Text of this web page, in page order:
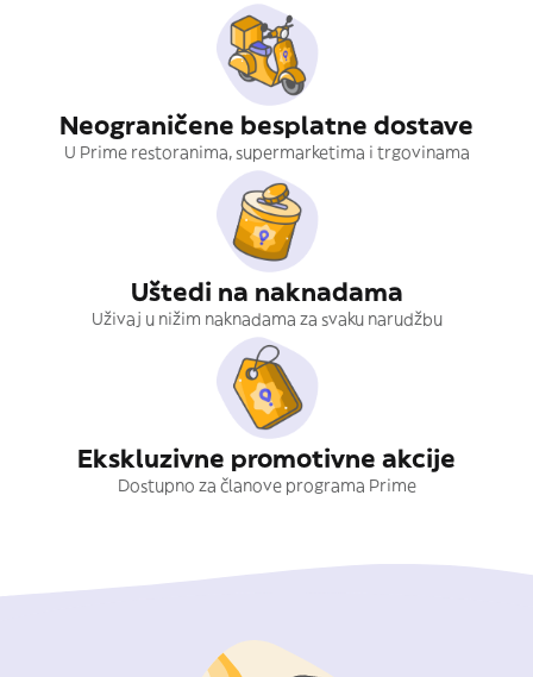
Neograničene besplatne dostave
U Prime restoranima, supermarketima i trgovinama
Uštedi na naknadama
Uživaj u nižim naknadama za svaku narudžbu
Ekskluzivne promotivne akcije
Dostupno za članove programa Prime